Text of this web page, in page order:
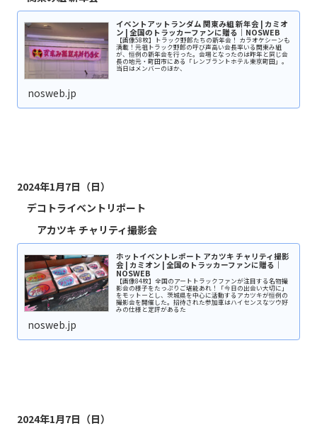
イベントアットランダム 関東み組 新年会 | カミオ
ン | 全国のトラッカーファンに贈る｜NOSWEB
【画像58枚】トラック野郎たちの新年会！ カラオケシーンも
満載！元祖トラック野郎の呼び声高い会長率いる関東み組
が、恒例の新年会を行った。会場となったのは昨年と同じ会
長の地元・町田市にある「レンブラントホテル東京町田」。
当日はメンバーのほか、
nosweb.jp
2024年1月7日（日）
デコトライベントリポート
アカツキ チャリティ撮影会
ホットイベントレポート アカツキ チャリティ撮影
会 | カミオン | 全国のトラッカーファンに贈る｜
NOSWEB
【画像84枚】全国のアートトラックファンが注目する名物撮
影会の様子をたっぷりご堪能あれ！「今日の出会い大切に」
をモットーとし、茨城県を中心に活動するアカツキが恒例の
撮影会を開催した。招待された参加車はハイセンスなツウ好
みの仕様と定評があるた
nosweb.jp
2024年1月7日（日）